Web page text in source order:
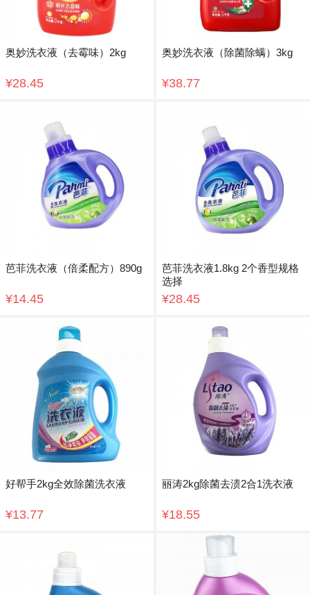
奥妙洗衣液（去霉味）2kg
¥28.45
奥妙洗衣液（除菌除螨）3kg
¥38.77
芭菲洗衣液（倍柔配方）890g
¥14.45
芭菲洗衣液1.8kg 2个香型规格
选择
¥28.45
好帮手2kg全效除菌洗衣液
¥13.77
丽涛2kg除菌去渍2合1洗衣液
¥18.55